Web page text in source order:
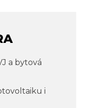
a bytová
i